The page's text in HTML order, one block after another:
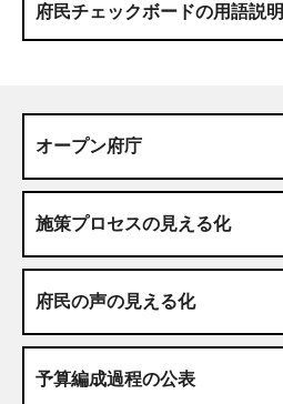
府民チェックボードの用語説明
オープン府庁
施策プロセスの見える化
府民の声の見える化
予算編成過程の公表